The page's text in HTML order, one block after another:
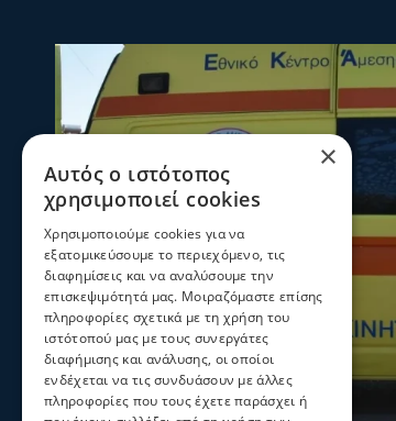
×
Αυτός ο ιστότοπος
χρησιμοποιεί cookies
Χρησιμοποιούμε cookies για να
εξατομικεύσουμε το περιεχόμενο, τις
διαφημίσεις και να αναλύσουμε την
επισκεψιμότητά μας. Μοιραζόμαστε επίσης
πληροφορίες σχετικά με τη χρήση του
ιστότοπού μας με τους συνεργάτες
διαφήμισης και ανάλυσης, οι οποίοι
ενδέχεται να τις συνδυάσουν με άλλες
πληροφορίες που τους έχετε παράσχει ή